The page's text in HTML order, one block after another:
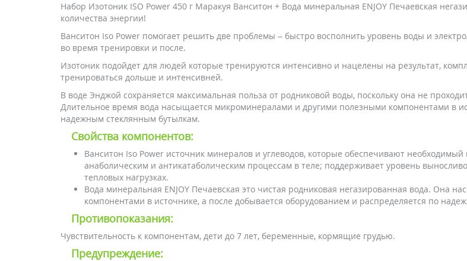
Набор Изотоник ISO Power 450 г Маракуя Ванситон + Вода минеральная ENJOY Печаевская
количества энергии!
Ванситон Iso Power помогает решить две проблемы – быстро восполнить уровень воды и
во время тренировки и после.
Изотоник подойдет для людей которые тренируются интенсивно и нацелены на результат,
тренироваться дольше и интенсивней.
В воде Энджой сохраняется максимальная польза от родниковой воды, поскольку она не
Длительное время вода насыщается микроминералами и другими полезными компонентами в
надежным стеклянным бутылкам.
Свойства компонентов:
Ванситон Iso Power источник минералов и углеводов, которые обеспечивают
анаболическим и антикатаболическим процессам в теле; поддерживает уровень
тепловых нагрузках.
Вода минеральная ENJOY Печаевская это чистая родниковая негазированная вода. Она
компонентами в источнике, а после добывается оборудованием и распределяется по
Противопоказания:
Чувствительность к компонентам, дети до 7 лет, беременные, кормящие грудью.
Предупреждение: